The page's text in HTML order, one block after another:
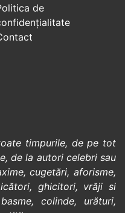
de
timpurile, de pe tot
de la autori celebrisau
,cugetări,aforisme,
, ghicitori, vrăji si
basme, colinde, urături,